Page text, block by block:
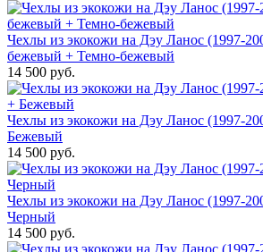
Чехлы из экокожи на Дэу Ланос (1997-
бежевый + Темно-бежевый
14 500 руб.
Чехлы из экокожи на Дэу Ланос (1997-
Бежевый
14 500 руб.
Чехлы из экокожи на Дэу Ланос (1997-
Черный
14 500 руб.